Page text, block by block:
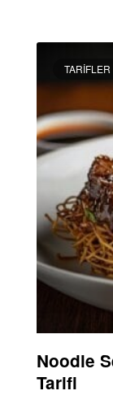
TARIFLER
Noodle
Tarifi